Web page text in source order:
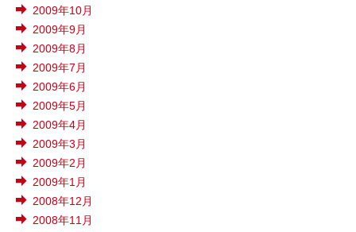
2009年10月
2009年9月
2009年8月
2009年7月
2009年6月
2009年5月
2009年4月
2009年3月
2009年2月
2009年1月
2008年12月
2008年11月